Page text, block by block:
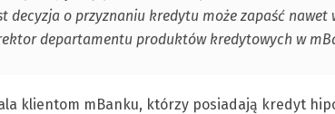
decyzja o przyznaniu kredytu może zapaść nawet
departamentu produktów kredytowych w
klientom mBanku, którzy posiadają kredyt